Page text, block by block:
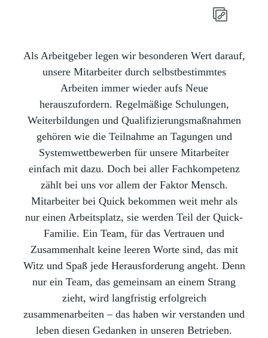
Als Arbeitgeber legen wir besonderen Wert darauf,
unsere Mitarbeiter durch selbstbestimmtes
Arbeiten immer wieder aufs Neue
herauszufordern. Regelmäßige Schulungen,
Weiterbildungen und Qualifizierungsmaßnahmen
gehören wie die Teilnahme an Tagungen und
Systemwettbewerben für unsere Mitarbeiter
einfach mit dazu. Doch bei aller Fachkompetenz
zählt bei uns vor allem der Faktor Mensch.
Mitarbeiter bei Quick bekommen weit mehr als
nur einen Arbeitsplatz, sie werden Teil der Quick-
Familie. Ein Team, für das Vertrauen und
Zusammenhalt keine leeren Worte sind, das mit
Witz und Spaß jede Herausforderung angeht. Denn
nur ein Team, das gemeinsam an einem Strang
zieht, wird langfristig erfolgreich
zusammenarbeiten – das haben wir verstanden und
leben diesen Gedanken in unseren Betrieben.